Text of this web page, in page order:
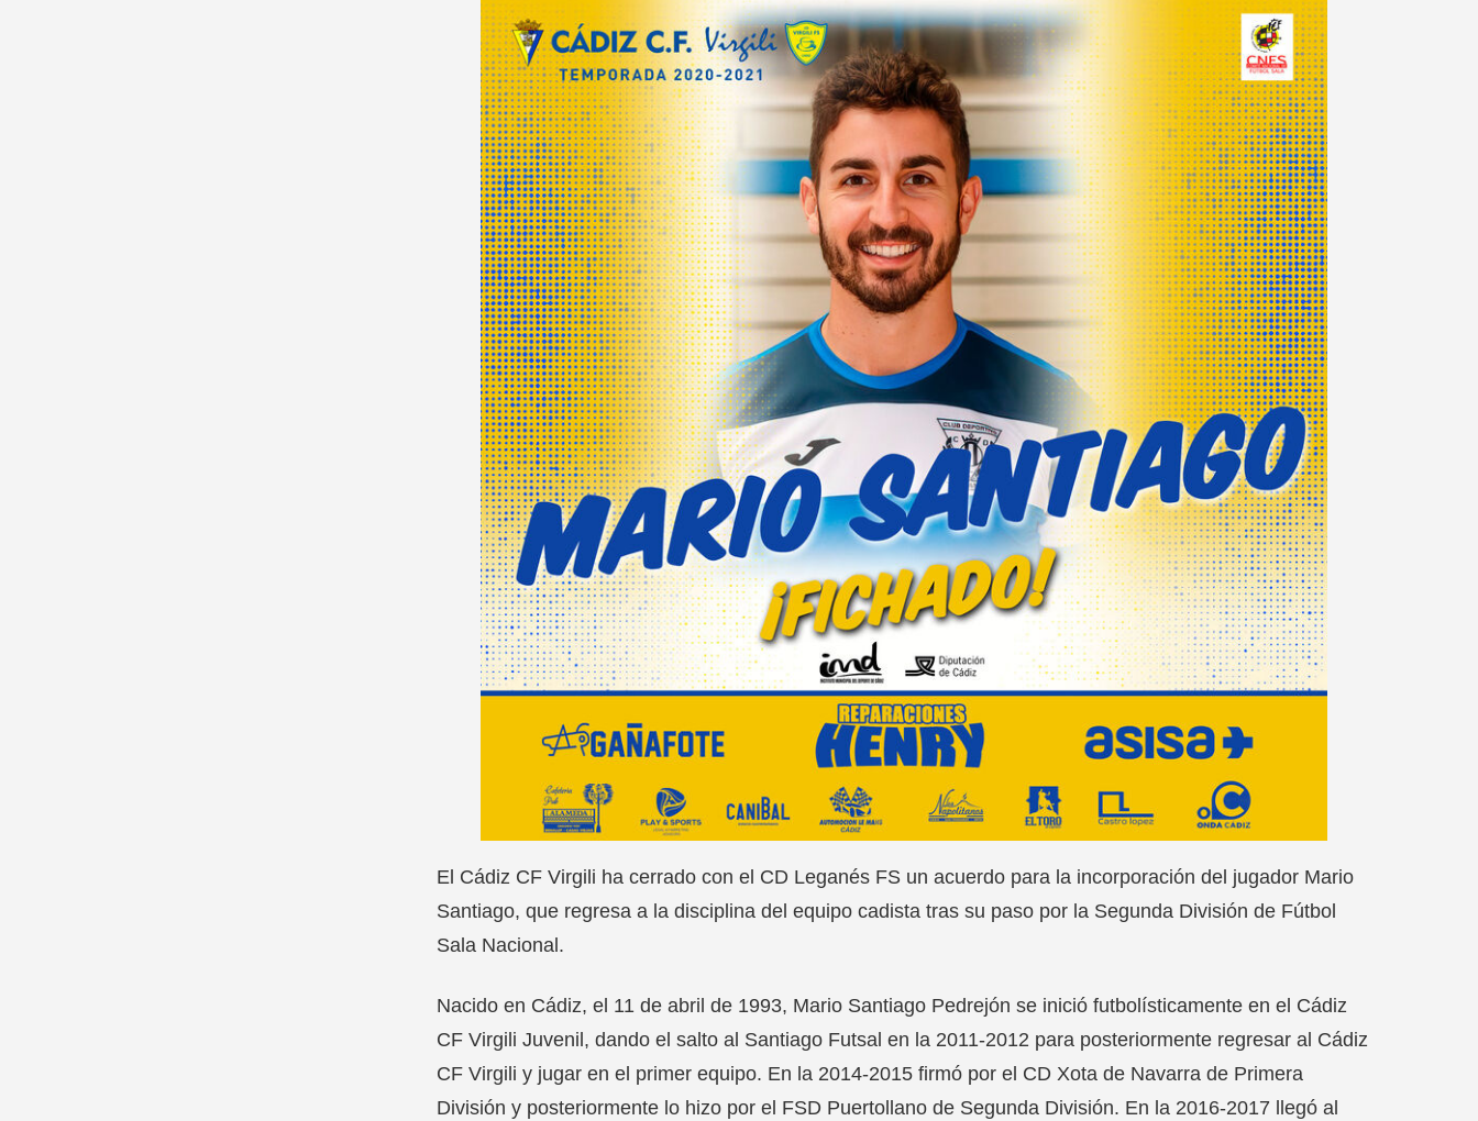
El Cádiz CF Virgili ha cerrado con el CD Leganés FS un acuerdo para la incorporación del jugador Mario
Santiago, que regresa a la disciplina del equipo cadista tras su paso por la Segunda División de Fútbol
Sala Nacional.
Nacido en Cádiz, el 11 de abril de 1993, Mario Santiago Pedrejón se inició futbolísticamente en el Cádiz
CF Virgili Juvenil, dando el salto al Santiago Futsal en la 2011-2012 para posteriormente regresar al Cádiz
CF Virgili y jugar en el primer equipo. En la 2014-2015 firmó por el CD Xota de Navarra de Primera
División y posteriormente lo hizo por el FSD Puertollano de Segunda División. En la 2016-2017 llegó al